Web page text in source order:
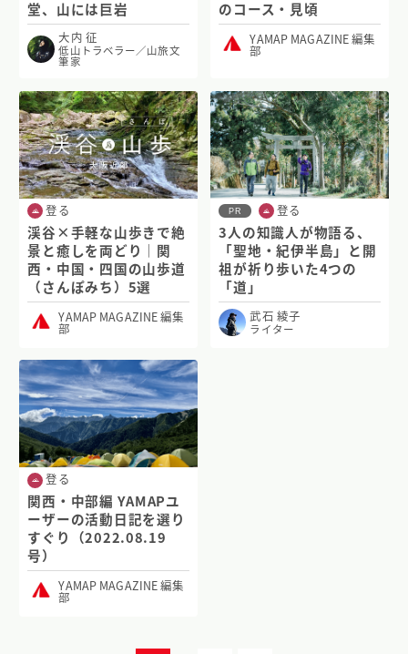
堂、山には巨岩
大内 征
低山トラベラー／山旅文
筆家
のコース・見頃
YAMAP MAGAZINE 編集
部
登る
渓谷×手軽な山歩きで絶
景と癒しを両どり｜関
西・中国・四国の山歩道
（さんぽみち）5選
YAMAP MAGAZINE 編集
部
PR 登る
3人の知識人が物語る、
「聖地・紀伊半島」と開
祖が祈り歩いた4つの
「道」
武石 綾子
ライター
登る
関西・中部編 YAMAPユ
ーザーの活動日記を選り
すぐり（2022.08.19
号）
YAMAP MAGAZINE 編集
部